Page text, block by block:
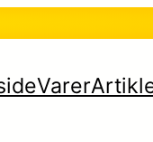
Varer